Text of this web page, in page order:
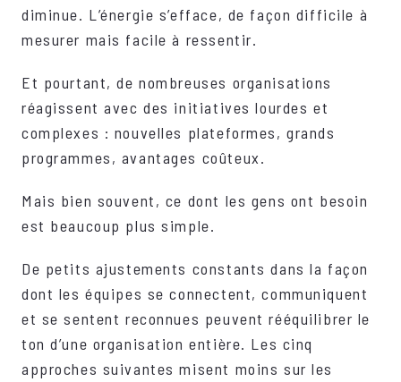
diminue. L’énergie s’efface, de façon difficile à
mesurer mais facile à ressentir.
Et pourtant, de nombreuses organisations
réagissent avec des initiatives lourdes et
complexes : nouvelles plateformes, grands
programmes, avantages coûteux.
Mais bien souvent, ce dont les gens ont besoin
est beaucoup plus simple.
De petits ajustements constants dans la façon
dont les équipes se connectent, communiquent
et se sentent reconnues peuvent rééquilibrer le
ton d’une organisation entière. Les cinq
approches suivantes misent moins sur les